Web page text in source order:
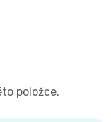
položce.